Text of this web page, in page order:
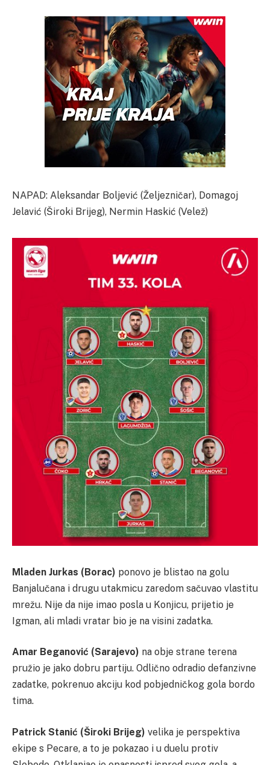
NAPAD: Aleksandar Boljević (Željezničar), Domagoj
Jelavić (Široki Brijeg), Nermin Haskić (Velež)
Mladen Jurkas (Borac) ponovo je blistao na golu
Banjalučana i drugu utakmicu zaredom sačuvao vlastitu
mrežu. Nije da nije imao posla u Konjicu, prijetio je
Igman, ali mladi vratar bio je na visini zadatka.
Amar Beganović (Sarajevo) na obje strane terena
pružio je jako dobru partiju. Odlično odradio defanzivne
zadatke, pokrenuo akciju kod pobjedničkog gola bordo
tima.
Patrick Stanić (Široki Brijeg) velika je perspektiva
ekipe s Pecare, a to je pokazao i u duelu protiv